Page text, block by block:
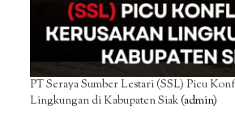
PT Seraya Sumber Lestari (SSL) Picu
Lingkungan di Kabupaten Siak(admin)